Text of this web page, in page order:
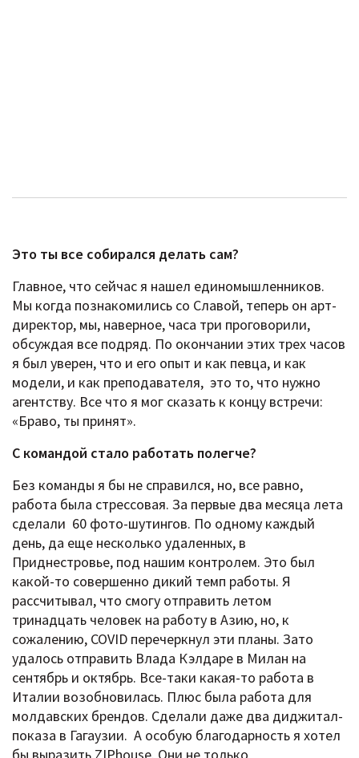
Это ты все собирался делать сам?
Главное, что сейчас я нашел единомышленников.
Мы когда познакомились со Славой, теперь он арт-
директор, мы, наверное, часа три проговорили,
обсуждая все подряд. По окончании этих трех часов
я был уверен, что и его опыт и как певца, и как
модели, и как преподавателя, это то, что нужно
агентству. Все что я мог сказать к концу встречи:
«Браво, ты принят».
С командой стало работать полегче?
Без команды я бы не справился, но, все равно,
работа была стрессовая. За первые два месяца лета
сделали 60 фото-шутингов. По одному каждый
день, да еще несколько удаленных, в
Приднестровье, под нашим контролем. Это был
какой-то совершенно дикий темп работы. Я
рассчитывал, что смогу отправить летом
тринадцать человек на работу в Азию, но, к
сожалению, COVID перечеркнул эти планы. Зато
удалось отправить Влада Кэлдаре в Милан на
сентябрь и октябрь. Все-таки какая-то работа в
Италии возобновилась. Плюс была работа для
молдавских брендов. Сделали даже два диджитал-
показа в Гагаузии. А особую благодарность я хотел
бы выразить ZIPhouse. Они не только